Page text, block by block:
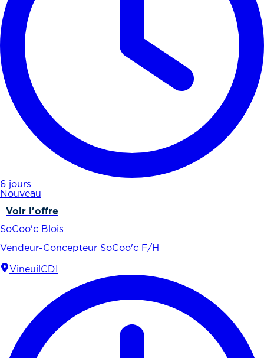
6 jours
Nouveau
Voir l'offre
SoCoo'c Blois
Vendeur-Concepteur SoCoo'c F/H
Vineuil CDI